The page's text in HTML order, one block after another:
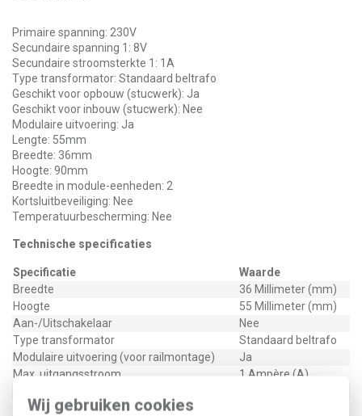
Wij gebruiken cookies
Primaire spanning: 230V
Secundaire spanning 1: 8V
Secundaire stroomsterkte 1: 1A
Type transformator: Standaard beltrafo
Geschikt voor opbouw (stucwerk): Ja
Geschikt voor inbouw (stucwerk): Nee
Modulaire uitvoering: Ja
Lengte: 55mm
Breedte: 36mm
Hoogte: 90mm
Breedte in module-eenheden: 2
Kortsluitbeveiliging: Nee
Temperatuurbescherming: Nee
Technische specificaties
Specificatie
Waarde
Breedte
36 Millimeter (mm)
Hoogte
55 Millimeter (mm)
Aan-/Uitschakelaar
Nee
Type transformator
Standaard beltrafo
Modulaire uitvoering (voor railmontage)
Ja
Max. uitgangsstroom
1 Ampère (A)
Max. uitgangsvermogen